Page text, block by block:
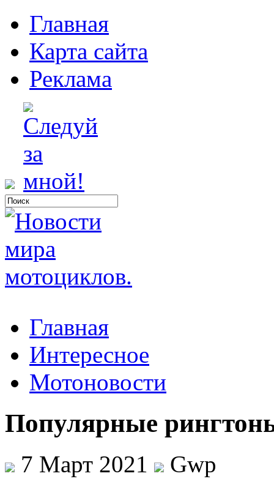
Главная
Карта сайта
Реклама
Главная
Интересное
Мотоновости
Популярные
7 Март 2021
Gwp